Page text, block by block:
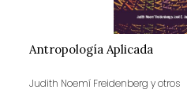
Antropología Aplicada
Judith Noemí Freidenberg y otros